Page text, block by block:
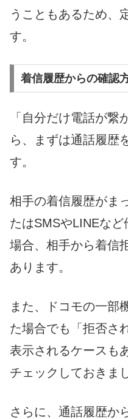
うこともあるため、
す。
着信履歴からの確認
「自分だけ電話が繋
ら、まずは通話履歴
す。
相手の着信履歴がま
たはSMSやLINEな
場合、相手から着信
あります。
また、ドコモの一部
た場合でも「拒否さ
表示されるケースも
チェックしておきま
さらに、通話履歴か